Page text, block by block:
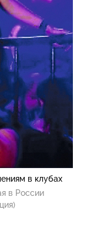
в клубах
в России